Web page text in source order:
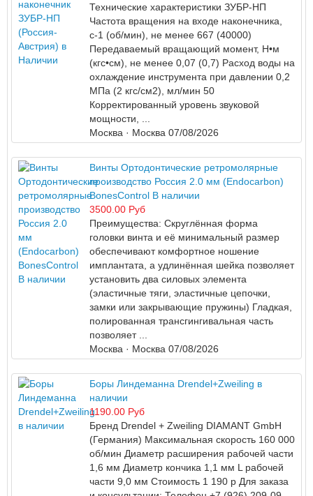
Технические характеристики ЗУБР-НП
Частота вращения на входе наконечника,
с-1 (об/мин), не менее 667 (40000)
Передаваемый вращающий момент, Н•м
(кгс•см), не менее 0,07 (0,7) Расход воды на
охлаждение инструмента при давлении 0,2
МПа (2 кгс/см2), мл/мин 50
Корректированный уровень звуковой
мощности, ...
Москва · Москва 07/08/2026
Винты Ортодонтические ретромолярные
производство Россия 2.0 мм (Endocarbon)
BonesControl В наличии
3500.00 Руб
Преимущества: Скруглённая форма
головки винта и её минимальный размер
обеспечивают комфортное ношение
имплантата, а удлинённая шейка позволяет
установить два силовых элемента
(эластичные тяги, эластичные цепочки,
замки или закрывающие пружины) Гладкая,
полированная трансгингивальная часть
позволяет ...
Москва · Москва 07/08/2026
Боры Линдеманна Drendel+Zweiling в
наличии
1190.00 Руб
Бренд Drendel + Zweiling DIAMANT GmbH
(Германия) Максимальная скорость 160 000
об/мин Диаметр расширения рабочей части
1,6 мм Диаметр кончика 1,1 мм L рабочей
части 9,0 мм Стоимость 1 190 р Для заказа